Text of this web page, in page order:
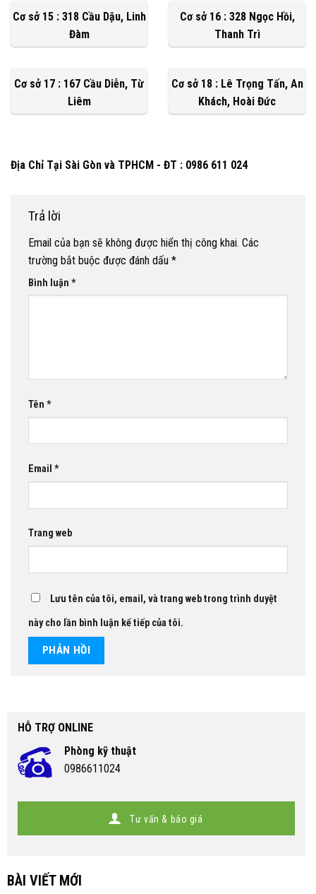
Cơ sở 15 : 318 Cầu Dậu, Linh
Đàm
Cơ sở 16 : 328 Ngọc Hồi,
Thanh Trì
Cơ sở 17 : 167 Cầu Diễn, Từ
Liêm
Cơ sở 18 : Lê Trọng Tấn, An
Khách, Hoài Đức
Địa Chỉ Tại Sài Gòn và TPHCM - ĐT : 0986 611 024
Trả lời
Email của bạn sẽ không được hiển thị công khai. Các
trường bắt buộc được đánh dấu *
Bình luận *
Tên *
Email *
Trang web
Lưu tên của tôi, email, và trang web trong trình duyệt
này cho lần bình luận kế tiếp của tôi.
HỖ TRỢ ONLINE
Phòng kỹ thuật
0986611024
Tư vấn & báo giá
BÀI VIẾT MỚI